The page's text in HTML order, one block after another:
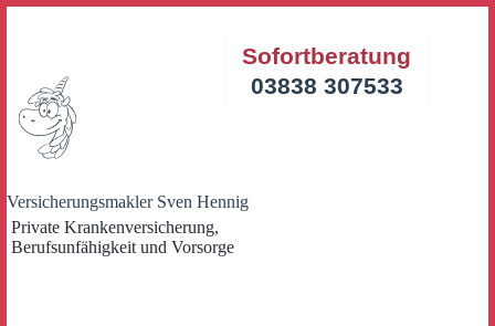
Versicherungsmakler Sven Hennig
Private Krankenversicherung,
Berufsunfähigkeit und Vorsorge
Sofortberatung
03838 307533